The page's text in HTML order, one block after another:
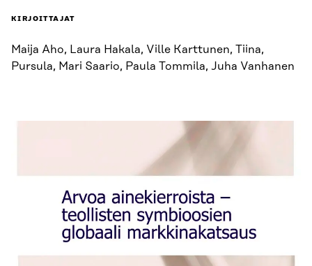
KIRJOITTAJAT
Maija Aho, Laura Hakala, Ville Karttunen, Tiina,
Pursula, Mari Saario, Paula Tommila, Juha Vanhanen